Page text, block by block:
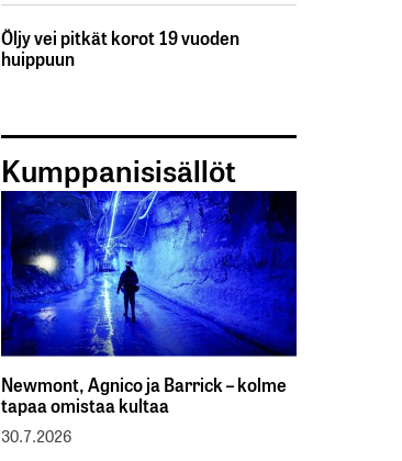
Öljy vei pitkät korot 19 vuoden
huippuun
Kumppanisisällöt
Newmont, Agnico ja Barrick – kolme
tapaa omistaa kultaa
30.7.2026